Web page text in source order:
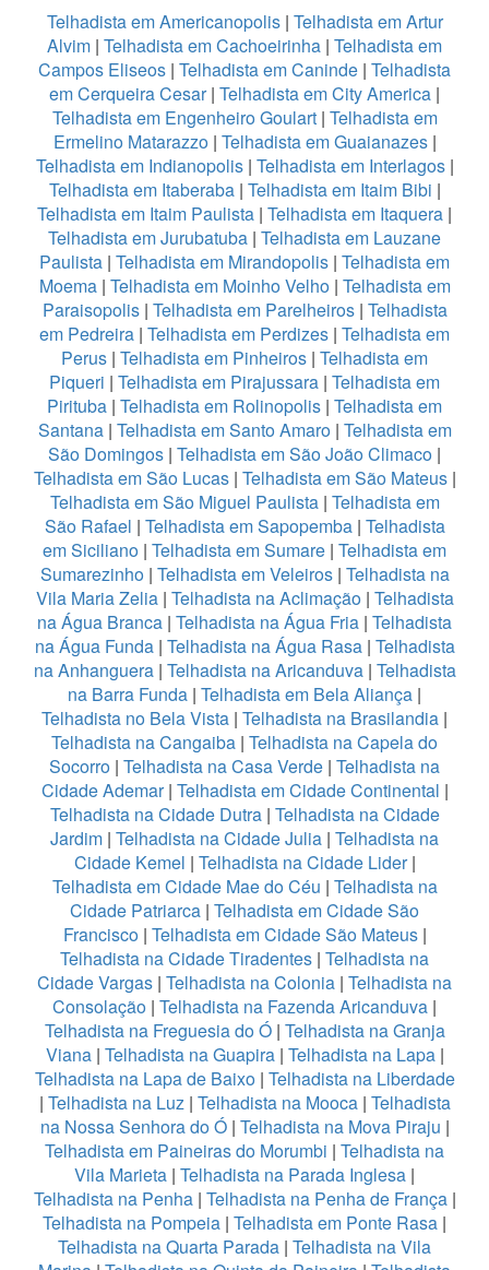
Telhadista em Americanopolis | Telhadista em Artur
Alvim | Telhadista em Cachoeirinha | Telhadista em
Campos Eliseos | Telhadista em Caninde | Telhadista
em Cerqueira Cesar| Telhadista em City America |
Telhadista em Engenheiro Goulart | Telhadista em
Ermelino Matarazzo | Telhadista em Guaianazes|
Telhadista em Indianopolis| Telhadista em Interlagos|
Telhadista em Itaberaba| Telhadista em Itaim Bibi |
Telhadista em Itaim Paulista | Telhadista em Itaquera |
Telhadista em Jurubatuba | Telhadista em Lauzane
Paulista | Telhadista em Mirandopolis | Telhadista em
Moema| Telhadista em Moinho Velho | Telhadista em
Paraisopolis| Telhadista em Parelheiros| Telhadista
em Pedreira | Telhadista em Perdizes | Telhadista em
Perus | Telhadista em Pinheiros | Telhadista em
Piqueri | Telhadista em Pirajussara | Telhadista em
Pirituba | Telhadista em Rolinopolis | Telhadista em
Santana| Telhadista em Santo Amaro| Telhadista em
São Domingos | Telhadista em São João Climaco |
Telhadista em São Lucas| Telhadista em São Mateus |
Telhadista em São Miguel Paulista| Telhadista em
São Rafael | Telhadista em Sapopemba | Telhadista
em Siciliano | Telhadista em Sumare | Telhadista em
Sumarezinho| Telhadista em Veleiros| Telhadista na
Vila Maria Zelia| Telhadista na Aclimação| Telhadista
na Água Branca | Telhadista na Água Fria | Telhadista
na Água Funda| Telhadista na Água Rasa | Telhadista
na Anhanguera| Telhadista na Aricanduva| Telhadista
na Barra Funda | Telhadista em Bela Aliança |
Telhadista no Bela Vista | Telhadista na Brasilandia |
Telhadista na Cangaiba | Telhadista na Capela do
Socorro | Telhadista na Casa Verde | Telhadista na
Cidade Ademar| Telhadista em Cidade Continental |
Telhadista na Cidade Dutra | Telhadista na Cidade
Jardim | Telhadista na Cidade Julia | Telhadista na
Cidade Kemel | Telhadista na Cidade Lider|
Telhadista em Cidade Mae do Céu | Telhadista na
Cidade Patriarca | Telhadista em Cidade São
Francisco | Telhadista em Cidade São Mateus|
Telhadista na Cidade Tiradentes | Telhadista na
Cidade Vargas | Telhadista na Colonia | Telhadista na
Consolação | Telhadista na Fazenda Aricanduva |
Telhadista na Freguesia do Ó| Telhadista na Granja
Viana| Telhadista na Guapira| Telhadista na Lapa|
Telhadista na Lapa de Baixo | Telhadista na Liberdade
| Telhadista na Luz| Telhadista na Mooca| Telhadista
na Nossa Senhora do Ó| Telhadista na Mova Piraju |
Telhadista em Paineiras do Morumbi | Telhadista na
Vila Marieta | Telhadista na Parada Inglesa |
Telhadista na Penha| Telhadista na Penha de França |
Telhadista na Pompeia | Telhadista em Ponte Rasa |
Telhadista na Quarta Parada | Telhadista na Vila